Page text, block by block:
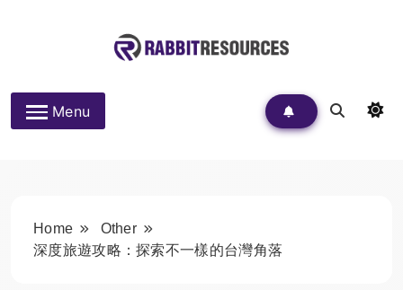
Rabbit Resources
Menu
Home
Other
深度旅遊攻略：探索不一樣的台灣角落